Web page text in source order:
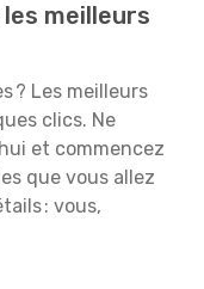
meilleurs
? Les meilleurs
clics. Ne
et commencez
que vous allez
: vous,